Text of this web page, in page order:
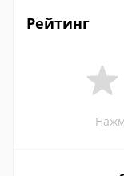
Рейтинг